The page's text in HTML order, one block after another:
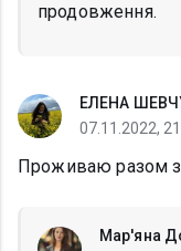
продовження.
ЕЛЕНА
07.11.2022,
Проживаю разом з
Мар'яна